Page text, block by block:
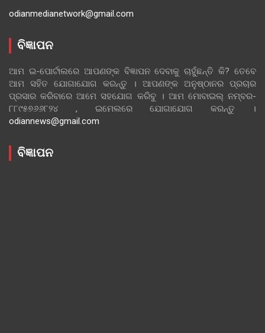
odianmedianetwork@gmail.com
ବିଜ୍ଞାପନ
ଆମ ଇ-ପୋର୍ଟାଲରେ ଆପଣଙ୍କ ବିଜ୍ଞାପନ ଦେବାକୁ ଚାହୁଁଛନ୍ତି କି? ତେବେ
ଆମ ସହିତ ଯୋଗାଯୋଗ କରନ୍ତୁ । ଆପଣଙ୍କ ଅନୁଷ୍ଠାନର ପ୍ରଚାର
ପ୍ରସାର କରିବାରେ ଆମେ ସହଯୋଗ କରିବୁ । ଆମ ମୋବାଇଲ୍ ନମ୍ବର-
୮୮୯୫୭୬୬୮୨୪ , ଇମେଲରେ ଯୋଗାଯୋଗ କରନ୍ତୁ ।
odiannews@gmail.com
ବିଜ୍ଞାପନ